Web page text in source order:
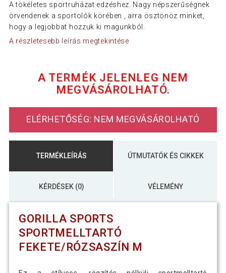
A tökéletes sportruházat edzéshez. Nagy népszerűségnek
örvendenek a sportolók körében , arra ösztönöz minket,
hogy a legjobbat hozzuk ki magunkból.
A részletesebb leírás megtekintése
A TERMÉK JELENLEG NEM
MEGVÁSÁROLHATÓ.
ELÉRHETŐSÉG: NEM MEGVÁSÁROLHATÓ
TERMÉKLEÍRÁS ÚTMUTATÓK ÉS CIKKEK
KÉRDÉSEK (0) VÉLEMÉNY
GORILLA SPORTS
SPORTMELLTARTÓ
FEKETE/RÓZSASZÍN M